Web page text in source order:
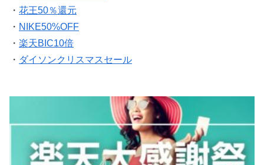
・ 花王50％還元
・ NIKE50%OFF
・ 楽天BIC10倍
・ ダイソンクリスマスセール